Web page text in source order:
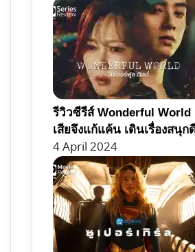
รีวิวซีรีส์ Wonderful World
เสียจึงแก้แค้น เดินเรื่องสนุก
4 April 2024